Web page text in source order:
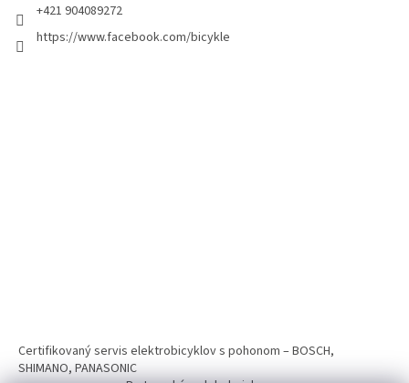
+421 904089272
https://www.facebook.com/bicykle
Certifikovaný servis elektrobicyklov s pohonom – BOSCH,
SHIMANO, PANASONIC